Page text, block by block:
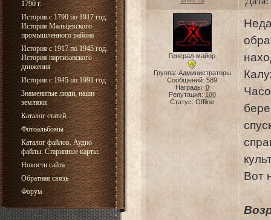
1790 г.
История с 1790 по 1917 год.
История Мальцевского
промышленного района
История с 1917 по 1945 год.
История партизанского
движения
История с 1945 по 1991 год
Знаменитые люди, наши
земляки
Каталог статей
Фотоальбомы
Каталог файлов. Аудио
файлы. Старинные карты.
Новости сайта
Обратная связь
Форум
Генерал-майор
Группа: Администраторы
Сообщений: 589
Награды: 0
Репутация: 100
Статус: Offline
Вот